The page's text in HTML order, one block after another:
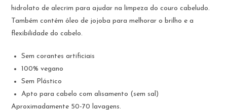
hidrolato de alecrim para ajudar na limpeza do couro cabeludo.
Também contém óleo de jojoba para melhorar o brilho e a
flexibilidade do cabelo.
Sem corantes artificiais
100% vegano
Sem Plástico
Apto para cabelo com alisamento (sem sal)
Aproximadamente 50-70 lavagens.